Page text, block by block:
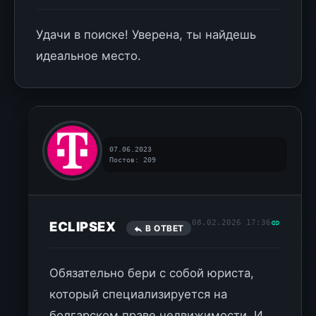
Удачи в поиске! Уверена, ты найдешь
идеальное место.
07.06.2023
Постов: 209
ECLIPSEX В ОТВЕТ
08.02.2026 17:36
Обязательно бери с собой юриста,
который специализируется на